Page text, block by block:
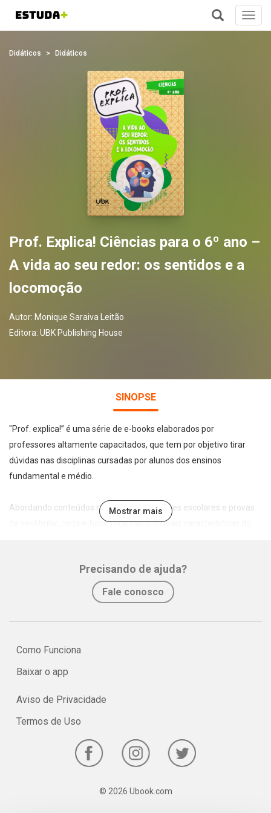
Didáticos Didáticos
Prof. Explica! Ciências para o 6º ano –
A vida ao seu redor: os sentidos e a
locomoção
Autor: Monique Saraiva Leitão
Editora: UBK Publishing House
SINOPSE
"Prof. explica!” é uma série de e-books elaborados por
professores altamente capacitados, que tem por objetivo tirar
dúvidas nas disciplinas cursadas por alunos dos ensinos
fundamental e médio.
Abordando conteúdos recorrentes em testes escolares e provas
de vestibular, cada e-book foca nas principais características do
No e-book "Prof. explica!” Ciências para o 6º ano serão vistos os
principais pontos sobre os nossos sentidos!
Mostrar mais
Precisando de ajuda?
Fale conosco
Como Funciona
Baixar o app
Aviso de Privacidade
Termos de Uso
© 2026 Ubook.com